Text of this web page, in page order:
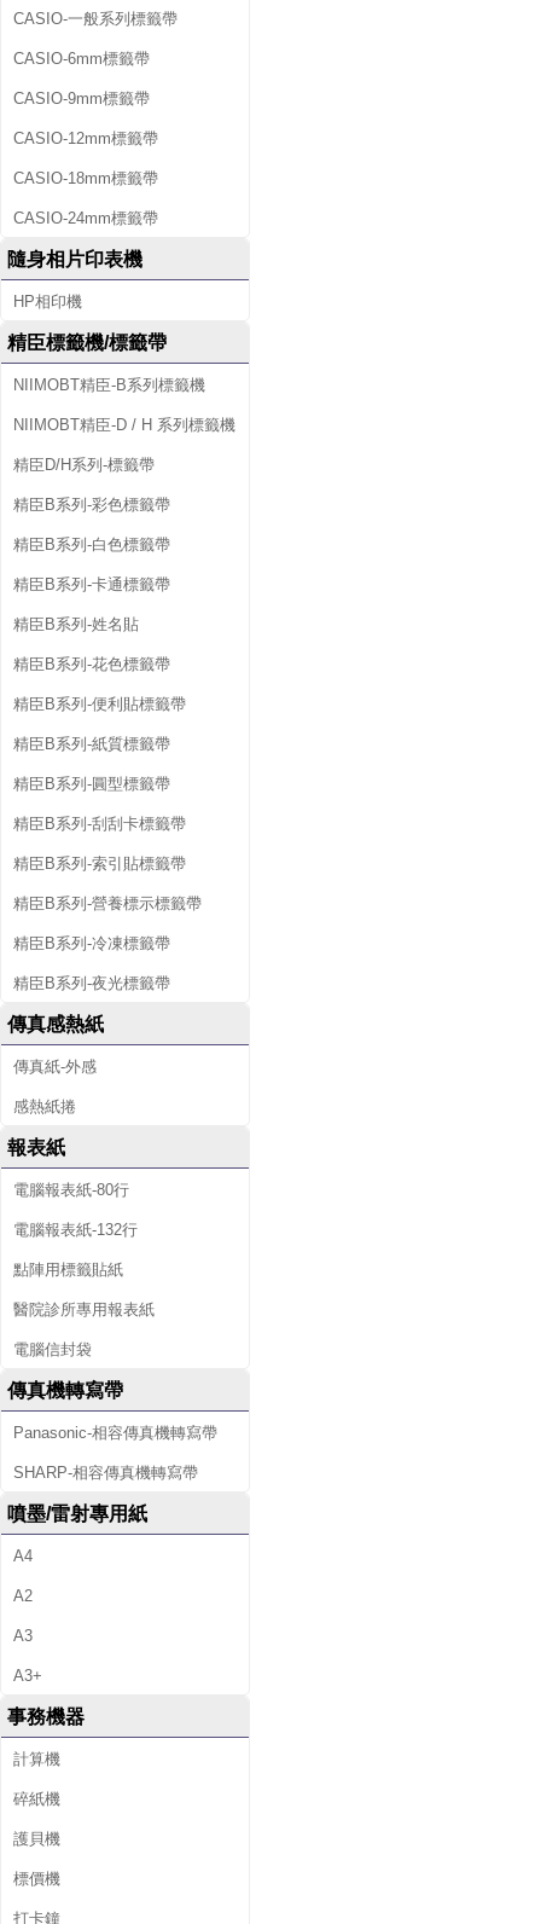
CASIO-一般系列標籤帶
CASIO-6mm標籤帶
CASIO-9mm標籤帶
CASIO-12mm標籤帶
CASIO-18mm標籤帶
CASIO-24mm標籤帶
隨身相片印表機
HP相印機
精臣標籤機/標籤帶
NIIMOBT精臣-B系列標籤機
NIIMOBT精臣-D / H 系列標籤機
精臣D/H系列-標籤帶
精臣B系列-彩色標籤帶
精臣B系列-白色標籤帶
精臣B系列-卡通標籤帶
精臣B系列-姓名貼
精臣B系列-花色標籤帶
精臣B系列-便利貼標籤帶
精臣B系列-紙質標籤帶
精臣B系列-圓型標籤帶
精臣B系列-刮刮卡標籤帶
精臣B系列-索引貼標籤帶
精臣B系列-營養標示標籤帶
精臣B系列-冷凍標籤帶
精臣B系列-夜光標籤帶
傳真感熱紙
傳真紙-外感
感熱紙捲
報表紙
電腦報表紙-80行
電腦報表紙-132行
點陣用標籤貼紙
醫院診所專用報表紙
電腦信封袋
傳真機轉寫帶
Panasonic-相容傳真機轉寫帶
SHARP-相容傳真機轉寫帶
噴墨/雷射專用紙
A4
A2
A3
A3+
事務機器
計算機
碎紙機
護貝機
標價機
打卡鐘